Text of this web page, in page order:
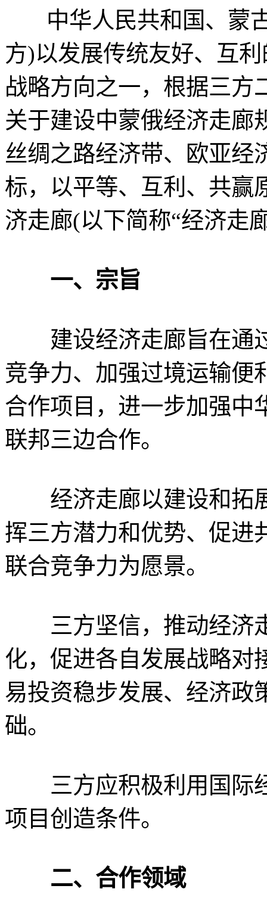
中华人民共和国、蒙
方)以发展传统友好、互
战略方向之一，根据三方
关于建设中蒙俄经济走廊
丝绸之路经济带、欧亚经
标，以平等、互利、共赢
济走廊(以下简称“经济走
一、宗旨
建设经济走廊旨在通
竞争力、加强过境运输便
合作项目，进一步加强中
联邦三边合作。
经济走廊以建设和拓
挥三方潜力和优势、促进
联合竞争力为愿景。
三方坚信，推动经济
化，促进各自发展战略对
易投资稳步发展、经济政
础。
三方应积极利用国际
项目创造条件。
二、合作领域